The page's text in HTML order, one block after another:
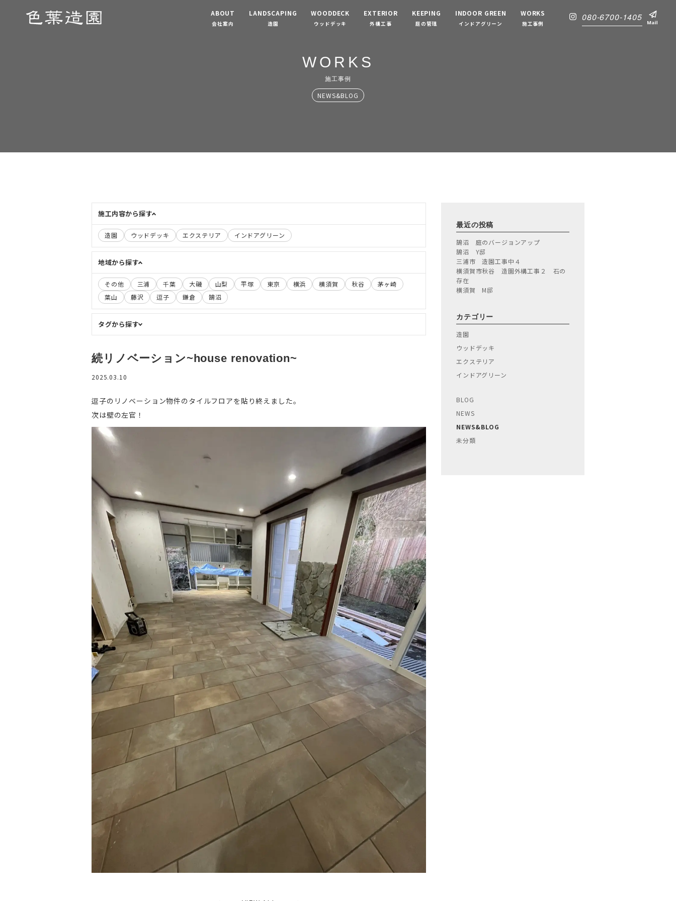
ABOUT
会社案内
LANDSCAPING
造園
WOODDECK
ウッドデッキ
EXTERIOR
外構工事
KEEPING
庭の管理
INDOOR GREEN
インドアグリーン
WORKS
施工事例
080-6700-1405
WORKS
施工事例
NEWS&BLOG
施工内容から探す
造園 ウッドデッキ エクステリア インドアグリーン
地域から探す
その他 三浦 千葉 大磯 山梨 平塚 東京 横浜 横須賀 秋谷
茅ヶ崎
葉山
藤沢 逗子 鎌倉 鵠沼
タグから探す
続リノベーション~house renovation~
2025.03.10
逗子のリノベーション物件のタイルフロアを貼り終えました。
次は壁の左官！
最近の投稿
鵠沼 庭のバージョンアップ
鵠沼 Y邸
三浦市 造園工事中４
横須賀市秋谷 造園外構工事２ 石の
存在
横須賀 M邸
カテゴリー
造園
ウッドデッキ
エクステリア
インドアグリーン
BLOG
NEWS
NEWS&BLOG
未分類